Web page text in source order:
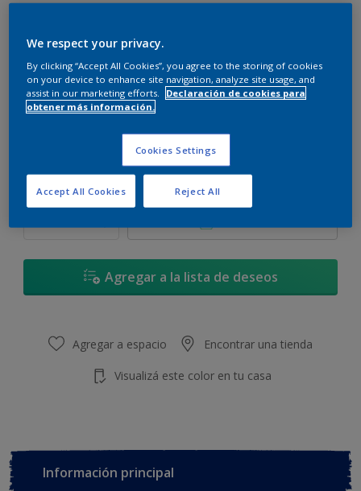
Verde Galés - 90GY 73/059
Cambiar de color
Tamaño
3,6 L
Cantidad Calculadora de pintura
Agregar a la lista de deseos
Agregar a espacio Encontrar una tienda
Visualizá este color en tu casa
Información principal
We respect your privacy.
By clicking “Accept All Cookies”, you agree to the storing of cookies
on your device to enhance site navigation, analyze site usage, and
assist in our marketing efforts.
Declaración de cookies para
obtener más información.
Cookies Settings
Reject All
Accept All Cookies